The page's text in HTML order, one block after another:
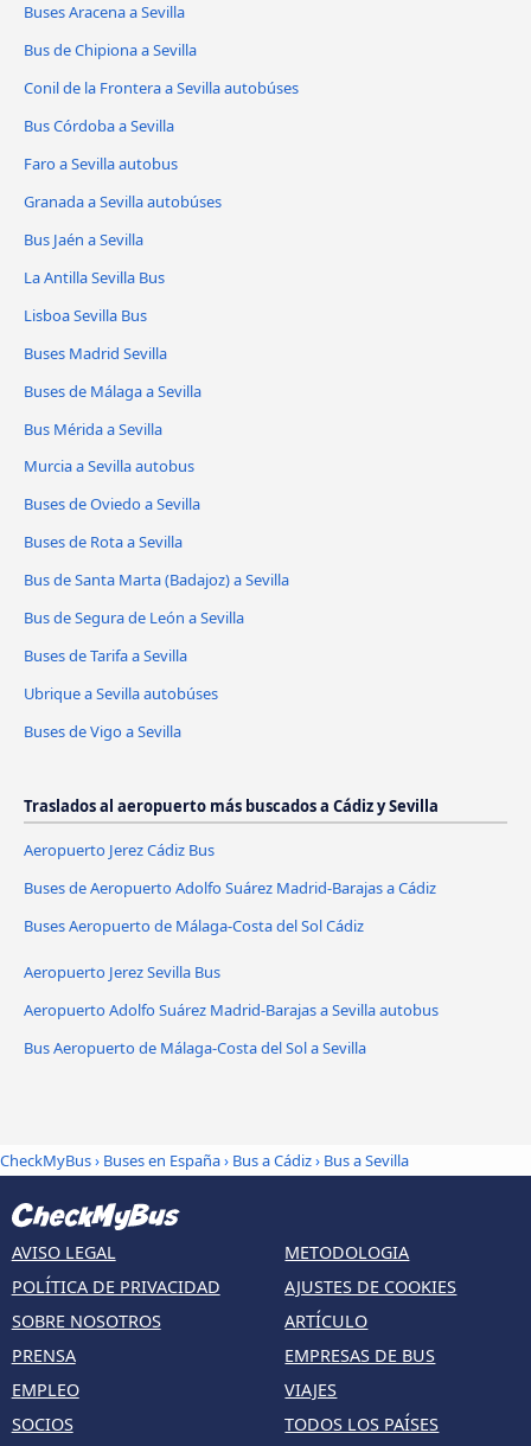
Buses Aracena a Sevilla
Bus de Chipiona a Sevilla
Conil de la Frontera a Sevilla autobúses
Bus Córdoba a Sevilla
Faro a Sevilla autobus
Granada a Sevilla autobúses
Bus Jaén a Sevilla
La Antilla Sevilla Bus
Lisboa Sevilla Bus
Buses Madrid Sevilla
Buses de Málaga a Sevilla
Bus Mérida a Sevilla
Murcia a Sevilla autobus
Buses de Oviedo a Sevilla
Buses de Rota a Sevilla
Bus de Santa Marta (Badajoz) a Sevilla
Bus de Segura de León a Sevilla
Buses de Tarifa a Sevilla
Ubrique a Sevilla autobúses
Buses de Vigo a Sevilla
Traslados al aeropuerto más buscados a Cádiz y Sevilla
Aeropuerto Jerez Cádiz Bus
Buses de Aeropuerto Adolfo Suárez Madrid-Barajas a Cádiz
Buses Aeropuerto de Málaga-Costa del Sol Cádiz
Aeropuerto Jerez Sevilla Bus
Aeropuerto Adolfo Suárez Madrid-Barajas a Sevilla autobus
Bus Aeropuerto de Málaga-Costa del Sol a Sevilla
CheckMyBus› Buses en España› Bus a Cádiz› Bus a Sevilla
AVISO LEGAL
POLÍTICA DE PRIVACIDAD
SOBRE NOSOTROS
PRENSA
EMPLEO
SOCIOS
METODOLOGIA
AJUSTES DE COOKIES
ARTÍCULO
EMPRESAS DE BUS
VIAJES
TODOS LOS PAÍSES